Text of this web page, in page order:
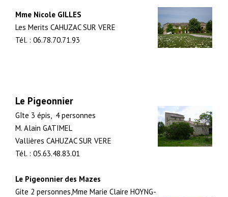
Mme Nicole GILLES
Les Merits CAHUZAC SUR VERE
Tél. : 06.78.70.71.93
Le Pigeonnier
Gîte 3 épis, 4 personnes
M. Alain GATIMEL
Vallières CAHUZAC SUR VERE
Tél. : 05.63.48.83.01
Le Pigeonnier des Mazes
Gite 2 personnes,Mme Marie Claire HOYNG-